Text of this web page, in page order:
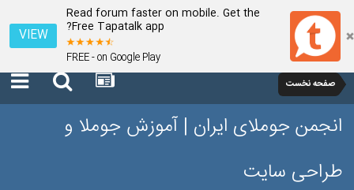
Read forum faster on mobile. Get the
Free Tapatalk app?
FREE - on Google Play
VIEW
صفحه نخست
انجمن جوملای ایران | آموزش جوملا و
طراحی سایت